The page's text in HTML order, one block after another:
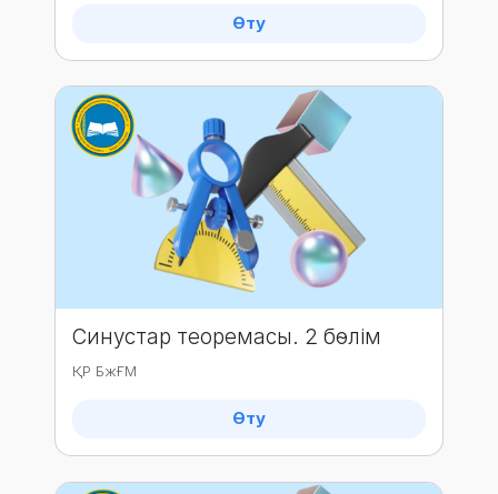
Өту
Синустар теоремасы. 2 бөлім
ҚР БжҒМ
Өту